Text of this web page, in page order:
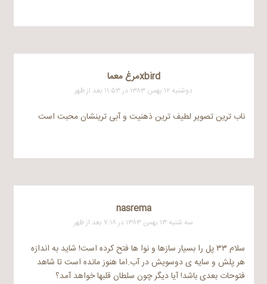
xbirdمرغ معما
دوشنبه ۱۲ بهمن ۱۳۸۳ در ۱۱:۵۳ بعد از ظهر
ناب ترین تصویر لطیف ترین ذهنیت و آبی ترینشان محبت است
nasrema
سه شنبه ۱۳ بهمن ۱۳۸۳ در ۷:۱۸ بعد از ظهر
سلام ۳۳ پل را بسیار سازها و نوا ها فتح کرده است! شاید به اندازه
هر پلش و سایه ی دوسویش در آب.اما هنوز مانده است تا شاهد
فتوحات بعدی باشد! آیا دیگر چون سلطان قلبها خواهد آمد؟